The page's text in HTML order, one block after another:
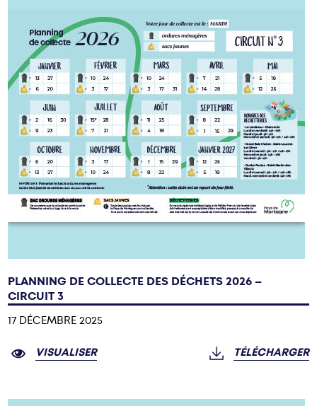
PLANNING DE COLLECTE DES DÉCHETS 2026 –
CIRCUIT 3
17 DÉCEMBRE 2025
VISUALISER TÉLÉCHARGER